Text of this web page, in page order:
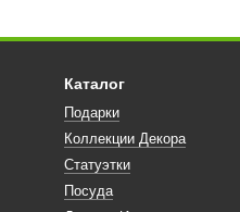
Каталог
Подарки
Коллекции Декора
Статуэтки
Посуда